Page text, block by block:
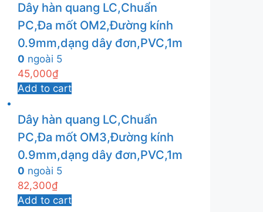
Dây hàn quang LC,Chuẩn
PC,Đa mốt OM2,Đường kính
0.9mm,dạng dây đơn,PVC,1m
0 ngoài 5
45,000₫
Add to cart
Dây hàn quang LC,Chuẩn
PC,Đa mốt OM3,Đường kính
0.9mm,dạng dây đơn,PVC,1m
0 ngoài 5
82,300₫
Add to cart